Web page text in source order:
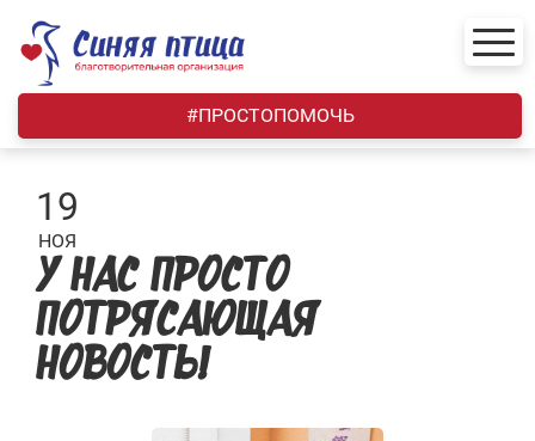
content
#ПРОСТОПОМОЧЬ
19
НОЯ
У НАС ПРОСТО
ПОТРЯСАЮЩАЯ
НОВОСТЬ!